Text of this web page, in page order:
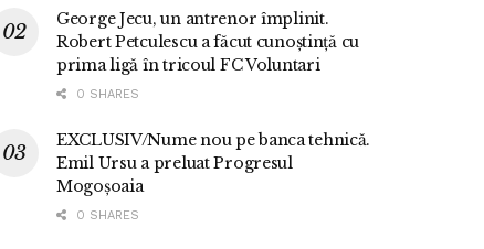
George Jecu, un antrenor împlinit.
Robert Petculescu a făcut cunoștință cu
prima ligă în tricoul FC Voluntari
0 SHARES
EXCLUSIV/Nume nou pe banca tehnică.
Emil Ursu a preluat Progresul
Mogoșoaia
0 SHARES